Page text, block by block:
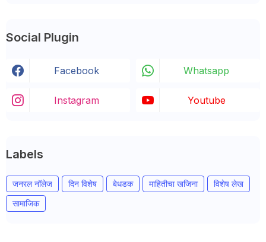
Social Plugin
Facebook Whatsapp
Instagram Youtube
Labels
जनरल नॉलेज दिन विशेष बेधडक माहितीचा खजिना
विशेष लेख
सामाजिक